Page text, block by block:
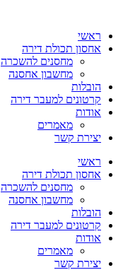
ראשי
אחסון תכולת דירה
מחסנים להשכרה
מחשבון אחסנה
הובלות
קרטונים למעבר דירה
אודות
מאמרים
יצירת קשר
ראשי
אחסון תכולת דירה
מחסנים להשכרה
מחשבון אחסנה
הובלות
קרטונים למעבר דירה
אודות
מאמרים
יצירת קשר